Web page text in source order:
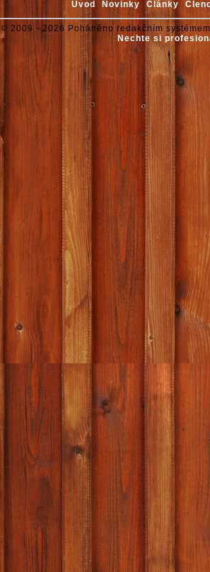
Úvod Novinky Články
© 2009 - 2026 Poháněno redakčním
Nechte si